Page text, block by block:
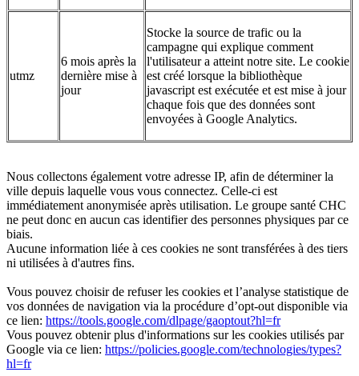
utmz
6 mois après la
dernière mise à
jour
Stocke la source de trafic ou la
campagne qui explique comment
l'utilisateur a atteint notre site. Le cookie
est créé lorsque la bibliothèque
javascript est exécutée et est mise à jour
chaque fois que des données sont
envoyées à Google Analytics.
Nous collectons également votre adresse IP, afin de déterminer la
ville depuis laquelle vous vous connectez. Celle-ci est
immédiatement anonymisée après utilisation. Le groupe santé CHC
ne peut donc en aucun cas identifier des personnes physiques par ce
biais.
Aucune information liée à ces cookies ne sont transférées à des tiers
ni utilisées à d'autres fins.
Vous pouvez choisir de refuser les cookies et l’analyse statistique de
vos données de navigation via la procédure d’opt-out disponible via
ce lien: https://tools.google.com/dlpage/gaoptout?hl=fr
Vous pouvez obtenir plus d'informations sur les cookies utilisés par
Google via ce lien: https://policies.google.com/technologies/types?
hl=fr